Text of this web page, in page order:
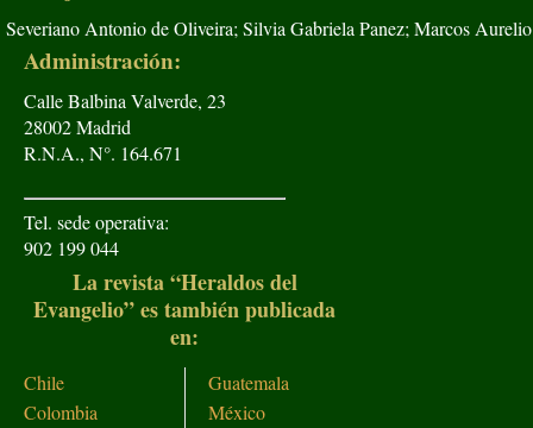
Severiano Antonio de Oliveira; Silvia Gabriela Panez; Marcos
Administración:
Calle Balbina Valverde, 23
28002 Madrid
R.N.A., N°. 164.671
Tel. sede operativa:
902 199 044
La revista “Heraldos del
Evangelio” es también publicada
en:
Chile
Colombia
Guatemala
México